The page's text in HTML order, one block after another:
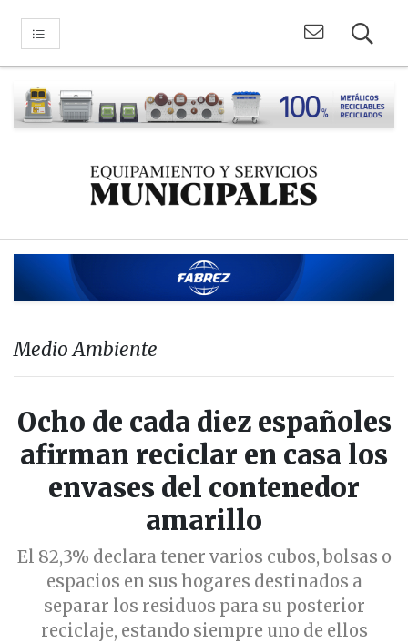
Medio Ambiente
Ocho de cada diez españoles
afirman reciclar en casa los
envases del contenedor
amarillo
El 82,3% declara tener varios cubos, bolsas o
espacios en sus hogares destinados a
separar los residuos para su posterior
reciclaje, estando siempre uno de ellos